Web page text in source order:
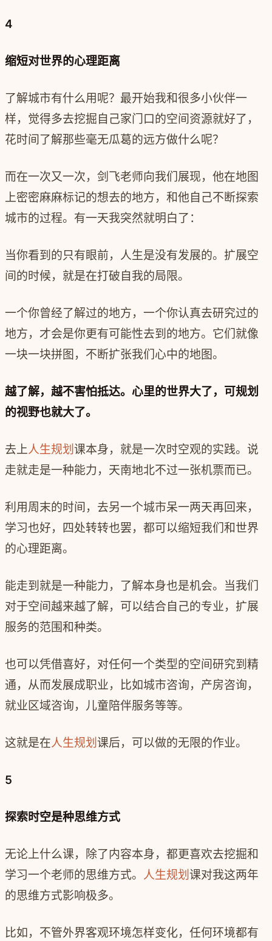
4
缩短对世界的心理距离
了解城市有什么用呢？最开始我和很多小伙伴一
样，觉得多去挖掘自己家门口的空间资源就好了，
花时间了解那些毫无瓜葛的远方做什么呢？
而在一次又一次，剑飞老师向我们展现，他在地图
上密密麻麻标记的想去的地方，和他自己不断探索
城市的过程。有一天我突然就明白了：
当你看到的只有眼前，人生是没有发展的。扩展空
间的时候，就是在打破自我的局限。
一个你曾经了解过的地方，一个你认真去研究过的
地方，才会是你更有可能性去到的地方。它们就像
一块一块拼图，不断扩张我们心中的地图。
越了解，越不害怕抵达。心里的世界大了，可规划
的视野也就大了。
去上人生规划 课本身，就是一次时空观的实践。说
走就走是一种能力，天南地北不过一张机票而已。
利用周末的时间，去另一个城市呆一两天再回来，
学习也好，四处转转也罢，都可以缩短我们和世界
的心理距离。
能走到就是一种能力，了解本身也是机会。当我们
对于空间越来越了解，可以结合自己的专业，扩展
服务的范围和种类。
也可以凭借喜好，对任何一个类型的空间研究到精
通，从而发展成职业，比如城市咨询，产房咨询，
就业区域咨询，儿童陪伴服务等等。
这就是在人生规划 课后，可以做的无限的作业。
5
探索时空是种思维方式
无论上什么课，除了内容本身，都更喜欢去挖掘和
学习一个老师的思维方式。 人生规划 课对我这两年
的思维方式影响极多。
比如，不管外界客观环境怎样变化，任何环境都有